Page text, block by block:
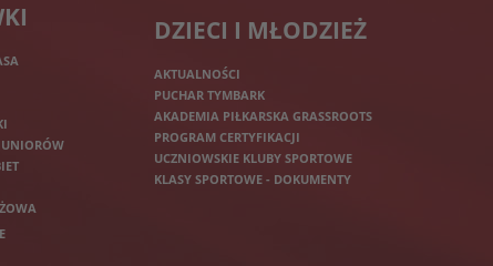
DZIECI I MŁODZIEŻ
AKTUALNOŚCI
PUCHAR TYMBARK
AKADEMIA PIŁKARSKA GRASSROOTS
PROGRAM CERTYFIKACJI
UCZNIOWSKIE KLUBY SPORTOWE
KLASY SPORTOWE - DOKUMENTY